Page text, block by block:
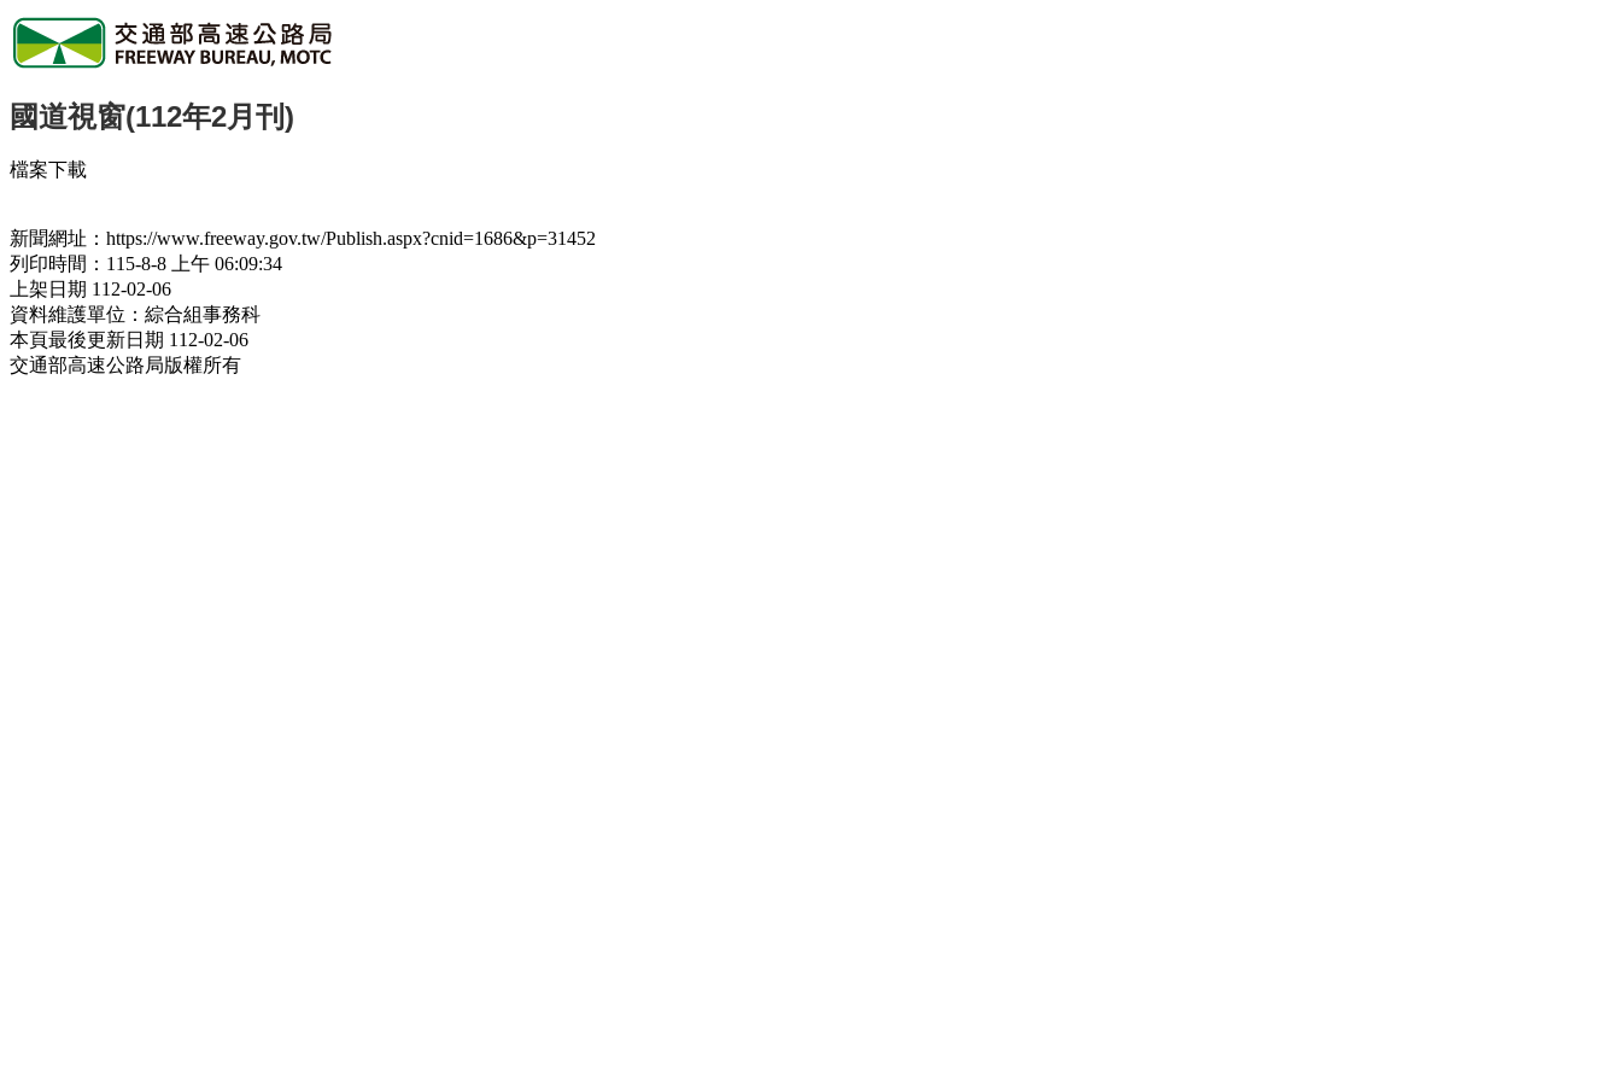
國道視窗(112年2月刊)
檔案下載
新聞網址：https://www.freeway.gov.tw/Publish.aspx?cnid=1686&p=31452
列印時間：115-8-8 上午 06:09:34
上架日期 112-02-06
資料維護單位：綜合組事務科
本頁最後更新日期 112-02-06
交通部高速公路局版權所有